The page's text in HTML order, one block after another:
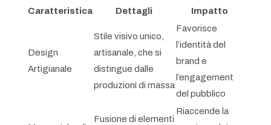
Caratteristica Dettagli Impatto
Design
Artigianale
Stile visivo unico,
artisanale, che si
distingue dalle
produzioni di massa
Favorisce
l’identità del
brand e
l’engagement
del pubblico
Fusione di elementi
Riaccende la